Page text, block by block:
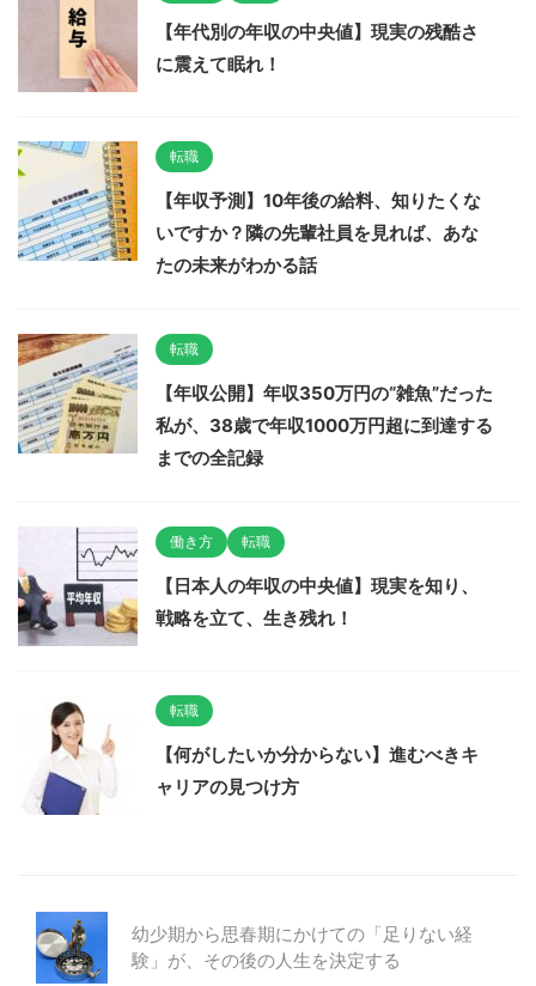
【年代別の年収の中央値】現実の残酷さ
に震えて眠れ！
転職
【年収予測】10年後の給料、知りたくな
いですか？隣の先輩社員を見れば、あな
たの未来がわかる話
転職
【年収公開】年収350万円の“雑魚”だった
私が、38歳で年収1000万円超に到達する
までの全記録
働き方 転職
【日本人の年収の中央値】現実を知り、
戦略を立て、生き残れ！
転職
【何がしたいか分からない】進むべきキ
ャリアの見つけ方
幼少期から思春期にかけての「足りない経
験」が、その後の人生を決定する